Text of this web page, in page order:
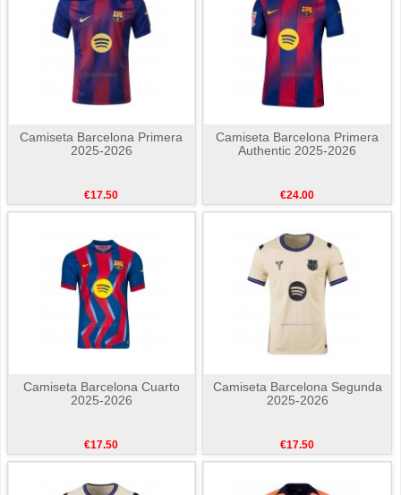
Camiseta Barcelona Primera
2025-2026
€17.50
Camiseta Barcelona Primera
Authentic 2025-2026
€24.00
Camiseta Barcelona Cuarto
2025-2026
€17.50
Camiseta Barcelona Segunda
2025-2026
€17.50